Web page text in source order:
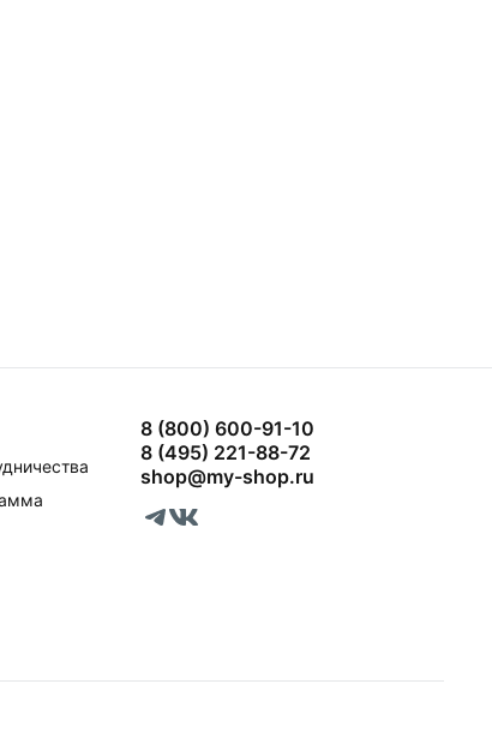
8 (800) 600-91-10
8 (495) 221-88-72
shop@my-shop.ru